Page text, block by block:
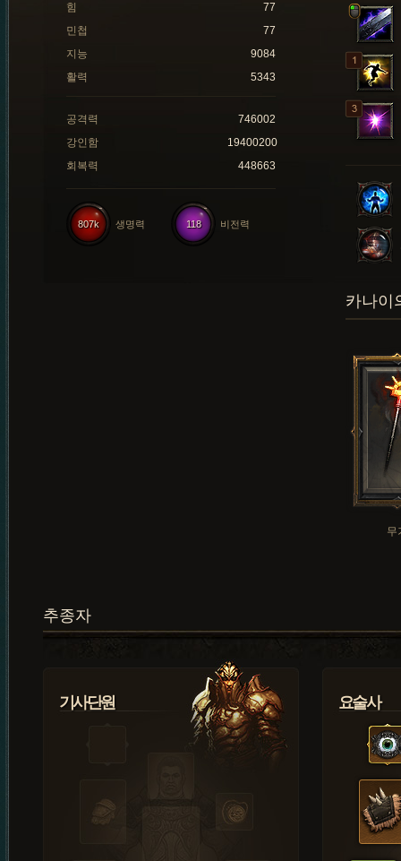
힘
77
민첩
77
지능
9084
활력
5343
공격력
746002
강인함
19400200
회복력
448663
118 비전력
807k 생명력
카나이
무
추종자
기사단원 요술사